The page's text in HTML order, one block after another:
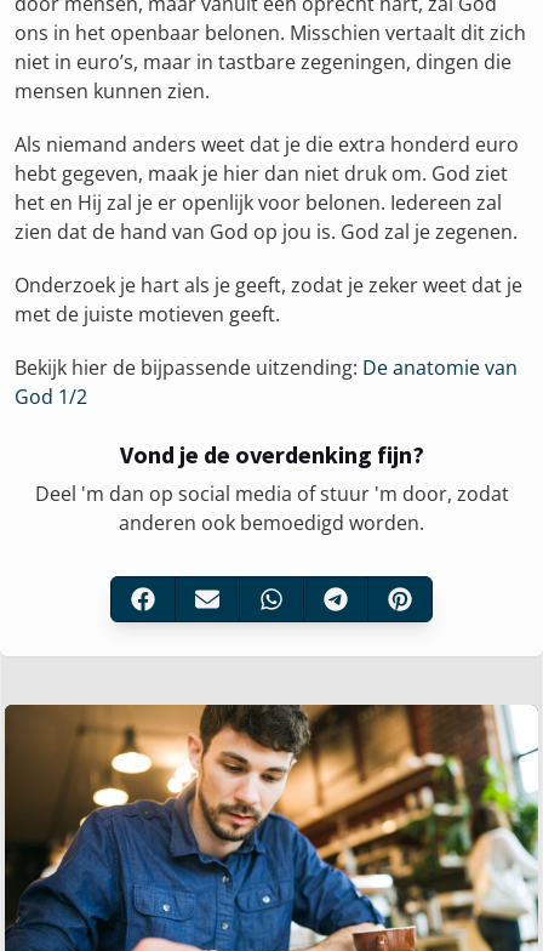
ons in het openbaar belonen. Misschien vertaalt dit zich
niet in euro’s, maar in tastbare zegeningen, dingen die
mensen kunnen zien.
Als niemand anders weet dat je die extra honderd euro
hebt gegeven, maak je hier dan niet druk om. God ziet
het en Hij zal je er openlijk voor belonen. Iedereen zal
zien dat de hand van God op jou is. God zal je zegenen.
Onderzoek je hart als je geeft, zodat je zeker weet dat je
met de juiste motieven geeft.
Bekijk hier de bijpassende uitzending: De anatomie van
God 1/2
Vond je de overdenking fijn?
Deel 'm dan op social media of stuur 'm door, zodat
anderen ook bemoedigd worden.